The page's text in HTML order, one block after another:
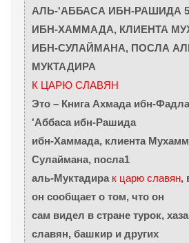
АЛЬ-'АББАСА ИБН-РАШИДА
ИБН-ХАММАДА, КЛИЕНТА
ИБН-СУЛАЙМАНА, ПОСЛА
МУКТАДИРА
К ЦАРЮ СЛАВЯН
Это – Книга Ахмада ибн-
'Аббаса ибн-Рашида
ибн-Хаммада, клиента
Сулаймана, посла1
аль-Муктадира к царю славян,
он сообщает о том, что он
сам видел в стране турок,
славян, башкир и других